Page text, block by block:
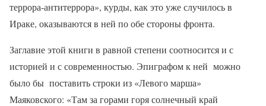
террора-антитеррора», курды, как это уже случилось в
Ираке, оказываются в ней по обе стороны фронта.
Заглавие этой книги в равной степени соотносится и с
историей и с современностью. Эпиграфом к ней можно
было бы поставить строки из «Левого марша»
Маяковского: «Там за горами горя солнечный край